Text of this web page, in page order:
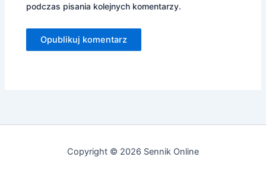
podczas pisania kolejnych komentarzy.
Copyright © 2026 Sennik Online